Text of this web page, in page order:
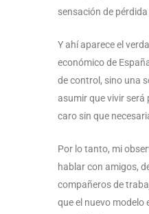
sensación de
Y ahí aparece el
económico de
de control, sino una
asumir que vivir
caro sin que
Por lo tanto, mi
hablar con amigos,
compañeros de
que el nuevo modelo